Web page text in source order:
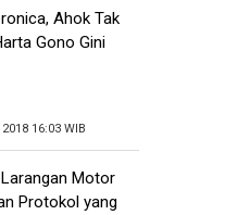
Ahok Tak
Gono Gini
16:03 WIB
Motor
Protokol yang